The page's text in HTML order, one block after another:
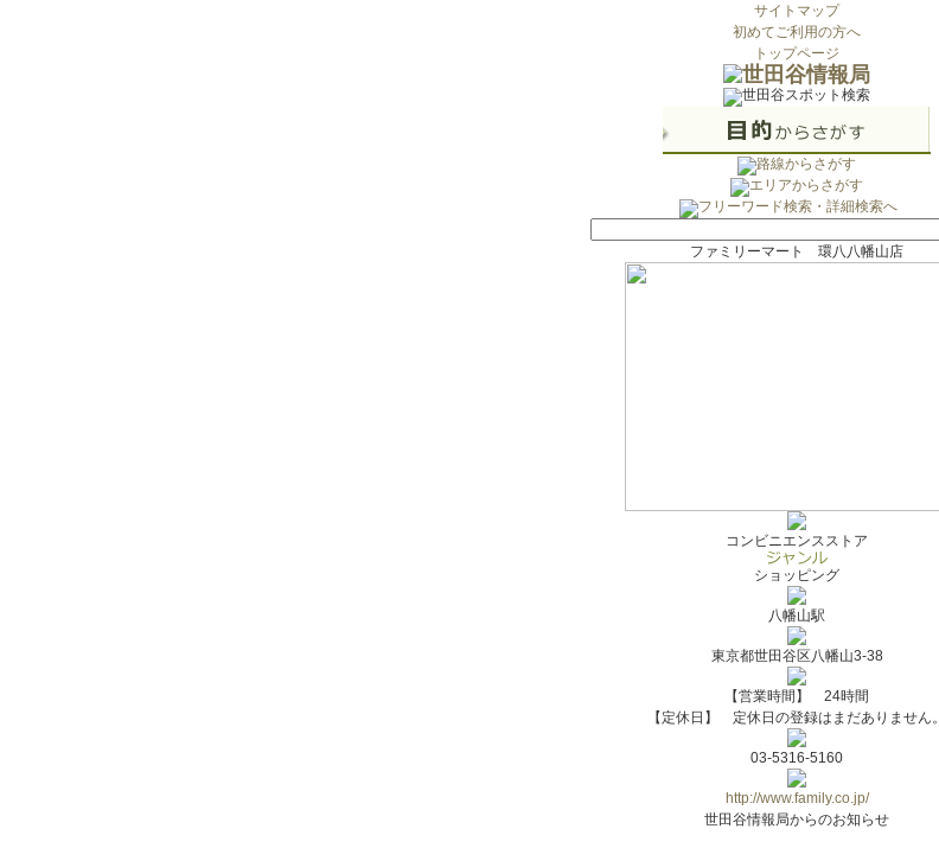
サイトマップ
初めてご利用の方へ
トップページ
ファミリーマート 環八八幡山店
コンビニエンスストア
ショッピング
八幡山駅
東京都世田谷区八幡山3-38
【営業時間】 24時間
【定休日】 定休日の登録はまだありません。
03-5316-5160
http://www.family.co.jp/
世田谷情報局からのお知らせ